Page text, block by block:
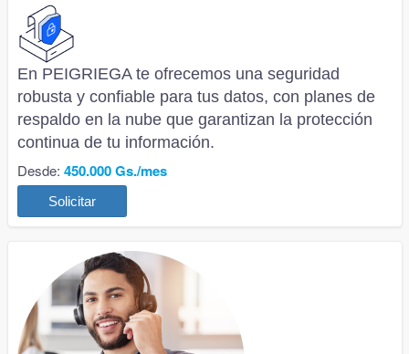
En PEIGRIEGA te ofrecemos una seguridad
robusta y confiable para tus datos, con planes de
respaldo en la nube que garantizan la protección
continua de tu información.
Desde: 450.000 Gs./mes
Solicitar